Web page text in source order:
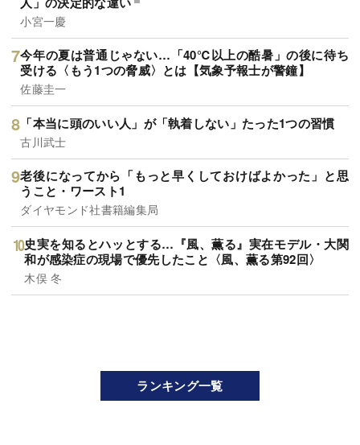
小宮一慶
今年の夏は普通じゃない…「40℃以上の酷暑」の後に待ち
受ける〈もう1つの脅威〉とは【気象予報士が警鐘】
佐藤圭一
「本当に頭のいい人」が「執着しない」たった1つの習慣
古川武士
老後になってから「もっと早くしておけばよかった」と思
うこと・ワースト1
ダイヤモンド社書籍編集局
史実を知るとハッとする…『風、薫る』実在モデル・大関
和が感染症の現場で優先したこと〈風、薫る第92回〉
木俣 冬
ランキング一覧